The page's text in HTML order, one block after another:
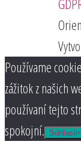
Používame
zážitok z našich
používaní tejto
spokojní. Súhlasím